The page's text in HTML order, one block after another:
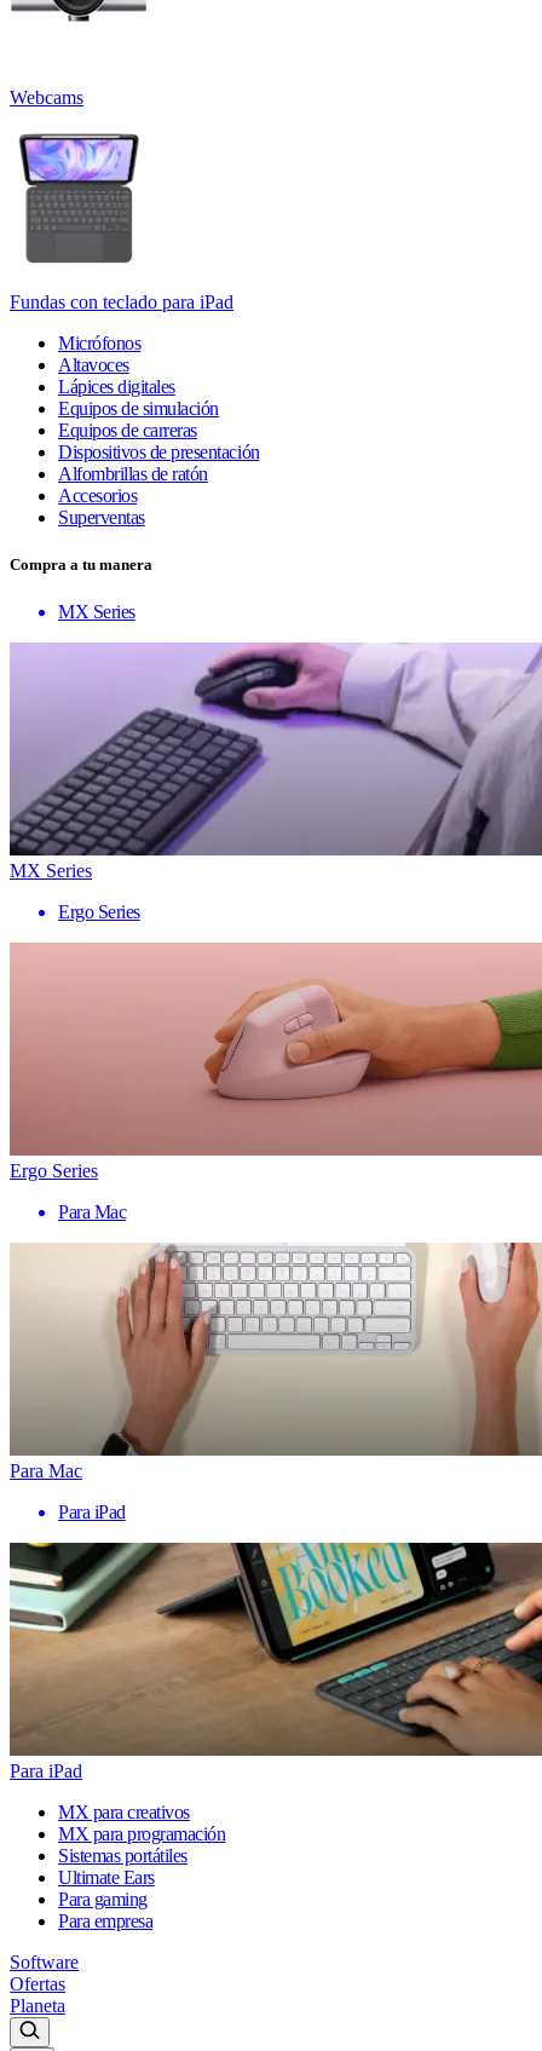
Webcams
Fundas con teclado para iPad
Micrófonos
Altavoces
Lápices digitales
Equipos de simulación
Equipos de carreras
Dispositivos de presentación
Alfombrillas de ratón
Accesorios
Superventas
Compra a tu manera
MX Series
MX Series
Ergo Series
Ergo Series
Para Mac
Para Mac
Para iPad
Para iPad
MX para creativos
MX para programación
Sistemas portátiles
Ultimate Ears
Para gaming
Para empresa
Software
Ofertas
Planeta